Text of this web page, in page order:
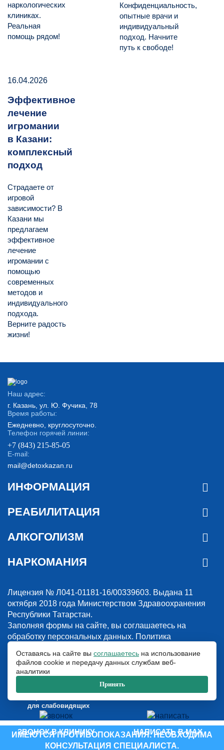
наркологических
клиниках.
Реальная
помощь рядом!
Конфиденциальность,
опытные врачи и
индивидуальный
подход. Начните
путь к свободе!
16.04.2026
Эффективное
лечение
игромании
в Казани:
комплексный
подход
Страдаете от
игровой
зависимости? В
Казани мы
предлагаем
эффективное
лечение
игромании с
помощью
современных
методов и
индивидуального
подхода.
Верните радость
жизни!
Наш адрес:
г. Казань, ул. Ю. Фучика, 78
Время работы:
Ежедневно, круглосуточно.
Телефон горячей линии:
+7 (843) 215-85-05
E-mail:
mail@detoxkazan.ru
ИНФОРМАЦИЯ
РЕАБИЛИТАЦИЯ
АЛКОГОЛИЗМ
НАРКОМАНИЯ
Лицензия № Л041-01181-16/00339603. Выдана 11
октября 2018 года Министерством Здравоохранения
Республики Татарстан.
Заполняя формы на сайте, вы соглашаетесь на
обработку персональных данных. Политика
© 2018-2026. Наркологическая клиника “Detox”. Все права защищены.
Указанные на сайте цены и информация имеют информационный
характер и не являются публичной офертой.
ООО «Детокс», ИНН 1660311156, ОГРН 1181690030708
для слабовидящих
ИМЕЮТСЯ ПРОТИВОПОКАЗАНИЯ. НЕОБХОДИМА
КОНСУЛЬТАЦИЯ СПЕЦИАЛИСТА.
ЗВОНОК В КЛИНИКУ НАПИСАТЬ В MAX
Оставаясь на сайте вы соглашаетесь на использование
файлов cookie и передачу данных службам веб-
аналитики
Принять